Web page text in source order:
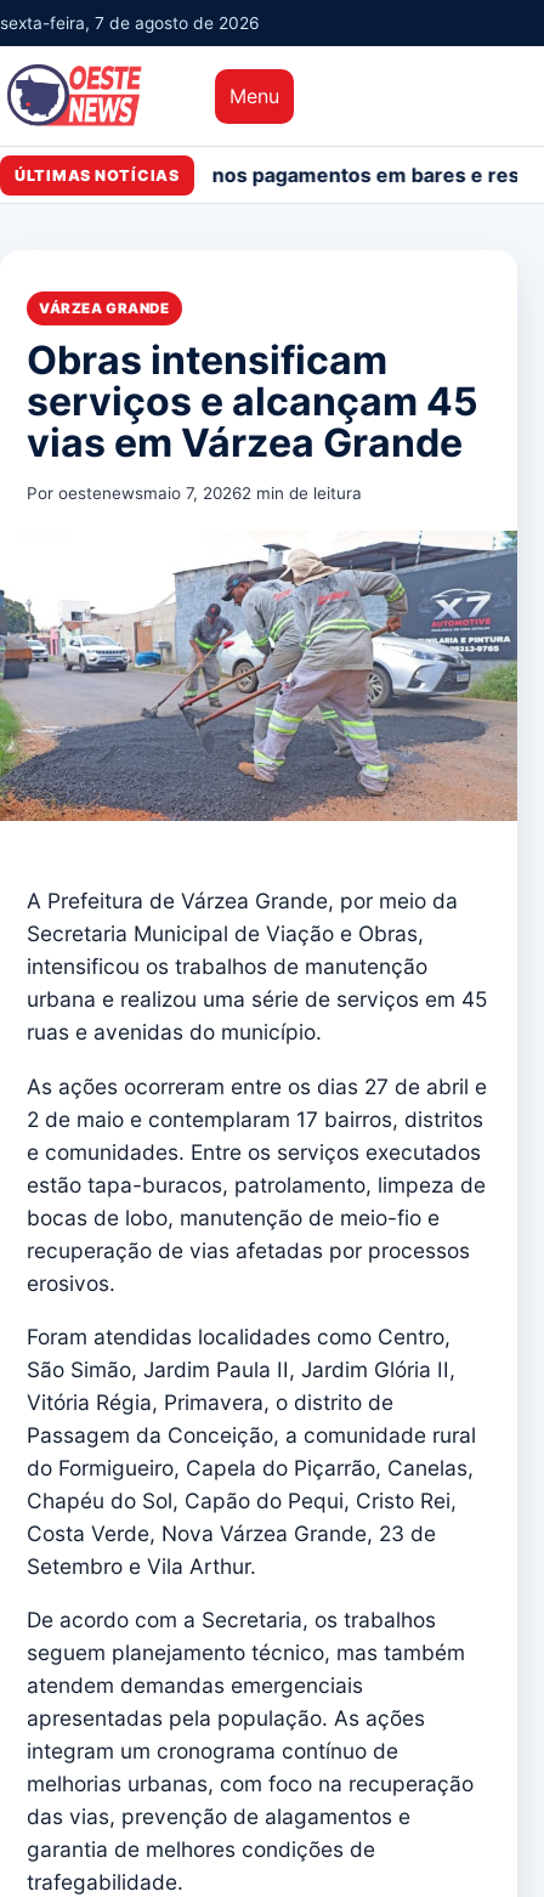
sexta-feira, 7 de agosto de 2026
Menu
ÚLTIMAS NOTÍCIASnos pagamentos em bares e restaurantes
VÁRZEA GRANDE
Obras intensificam
serviços e alcançam 45
vias em Várzea Grande
Por oestenewsmaio 7, 20262 min de leitura
A Prefeitura de Várzea Grande, por meio da
Secretaria Municipal de Viação e Obras,
intensificou os trabalhos de manutenção
urbana e realizou uma série de serviços em 45
ruas e avenidas do município.
As ações ocorreram entre os dias 27 de abril e
2 de maio e contemplaram 17 bairros, distritos
e comunidades. Entre os serviços executados
estão tapa-buracos, patrolamento, limpeza de
bocas de lobo, manutenção de meio-fio e
recuperação de vias afetadas por processos
erosivos.
Foram atendidas localidades como Centro,
São Simão, Jardim Paula II, Jardim Glória II,
Vitória Régia, Primavera, o distrito de
Passagem da Conceição, a comunidade rural
do Formigueiro, Capela do Piçarrão, Canelas,
Chapéu do Sol, Capão do Pequi, Cristo Rei,
Costa Verde, Nova Várzea Grande, 23 de
Setembro e Vila Arthur.
De acordo com a Secretaria, os trabalhos
seguem planejamento técnico, mas também
atendem demandas emergenciais
apresentadas pela população. As ações
integram um cronograma contínuo de
melhorias urbanas, com foco na recuperação
das vias, prevenção de alagamentos e
garantia de melhores condições de
trafegabilidade.